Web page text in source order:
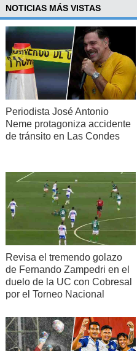
NOTICIAS MÁS VISTAS
Periodista José Antonio
Neme protagoniza accidente
de tránsito en Las Condes
Revisa el tremendo golazo
de Fernando Zampedri en el
duelo de la UC con Cobresal
por el Torneo Nacional